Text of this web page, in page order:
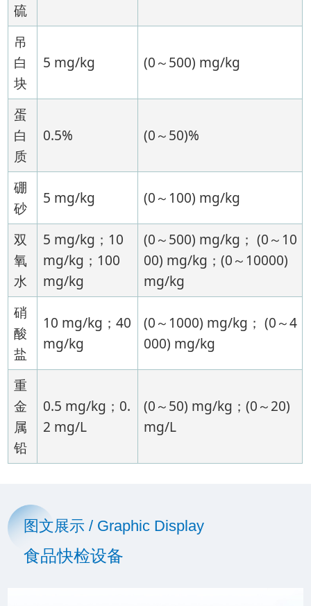
硫
吊
白
块
5 mg/kg (0～500) mg/kg
蛋
白
质
0.5% (0～50)%
硼
砂
5 mg/kg (0～100) mg/kg
双
氧
水
5 mg/kg；10
mg/kg；100
mg/kg
(0～500) mg/kg； (0～10
00) mg/kg；(0～10000)
mg/kg
硝
酸
盐
10 mg/kg；40
mg/kg
(0～1000) mg/kg； (0～4
000) mg/kg
重
金
属
铅
0.5 mg/kg；0.
2 mg/L
(0～50) mg/kg；(0～20)
mg/L
图文展示 / Graphic Display
食品快检设备